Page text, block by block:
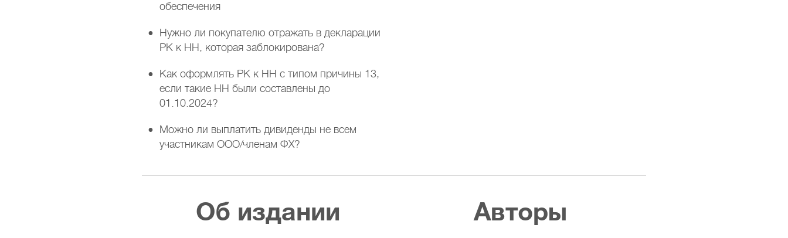
обеспечения
Нужно ли покупателю отражать в декларации
РК к НН, которая заблокирована?
Как оформлять РК к НН с типом причины 13,
если такие НН были составлены до
01.10.2024?
Можно ли выплатить дивиденды не всем
участникам ООО/членам ФХ?
Об издании Авторы